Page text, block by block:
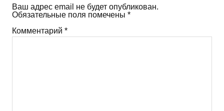
Ваш адрес email не будет опубликован.
Обязательные поля помечены *
Комментарий *